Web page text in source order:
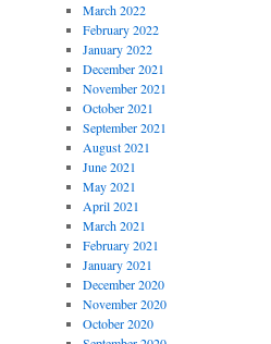
March 2022
February 2022
January 2022
December 2021
November 2021
October 2021
September 2021
August 2021
June 2021
May 2021
April 2021
March 2021
February 2021
January 2021
December 2020
November 2020
October 2020